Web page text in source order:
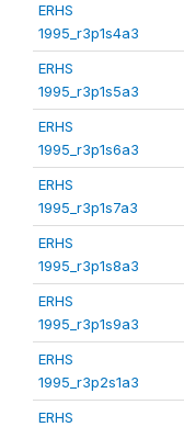
ERHS
1995_r3p1s4a3
ERHS
1995_r3p1s5a3
ERHS
1995_r3p1s6a3
ERHS
1995_r3p1s7a3
ERHS
1995_r3p1s8a3
ERHS
1995_r3p1s9a3
ERHS
1995_r3p2s1a3
ERHS